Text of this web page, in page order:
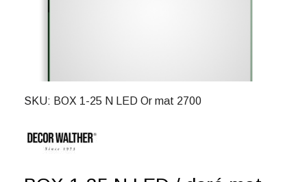
SKU BOX 1-25 N LED Or mat 2700